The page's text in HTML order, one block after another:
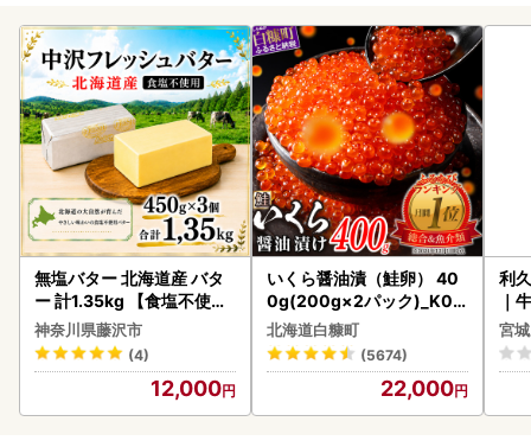
無塩バター 北海道産 バタ
ー 計1.35kg 【食塩不使用
】
神奈川県藤沢市
(4)
12,000
いくら醤油漬（鮭卵） 40
0g(200g×2パック)_K02
2-1676
北海道白糠町
(5674)
22,000
利
｜
宮